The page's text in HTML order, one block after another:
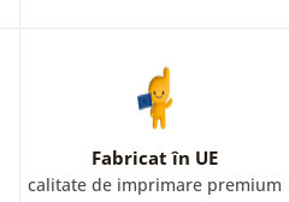
Fabricat în UE
calitate de imprimare premium